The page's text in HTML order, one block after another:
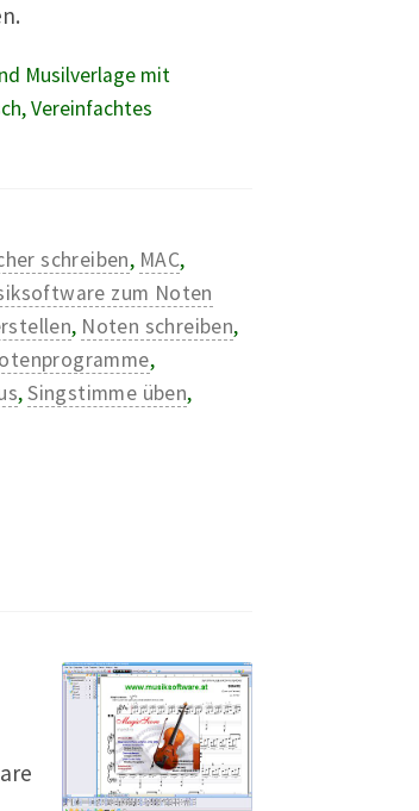
Musilverlage mit
Vereinfachtes
schreiben, MAC,
zum Noten
, Noten schreiben,
,
,Singstimme üben,